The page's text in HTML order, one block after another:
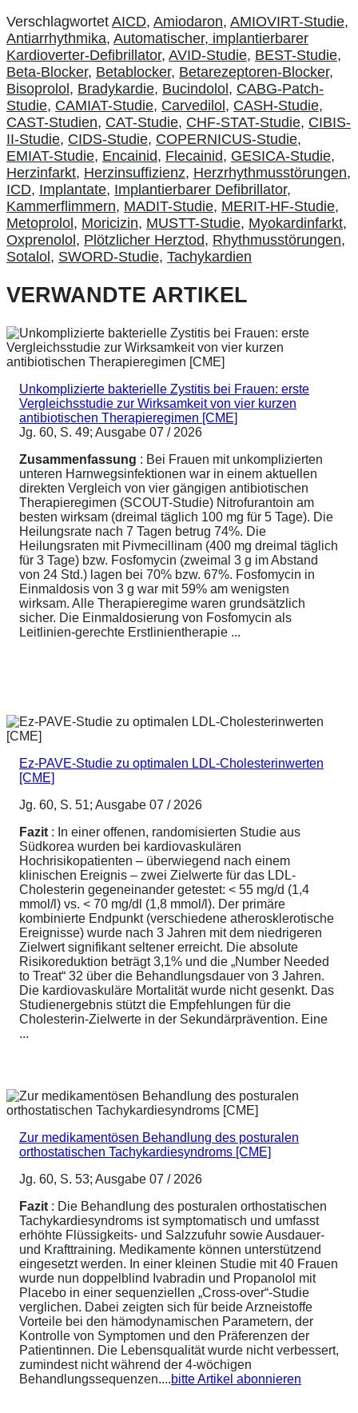
Verschlagwortet AICD, Amiodaron, AMIOVIRT-Studie,
Antiarrhythmika, Automatischer, implantierbarer
Kardioverter-Defibrillator, AVID-Studie, BEST-Studie,
Beta-Blocker, Betablocker, Betarezeptoren-Blocker,
Bisoprolol, Bradykardie, Bucindolol, CABG-Patch-
Studie, CAMIAT-Studie, Carvedilol, CASH-Studie,
CAST-Studien, CAT-Studie, CHF-STAT-Studie, CIBIS-
II-Studie, CIDS-Studie, COPERNICUS-Studie,
EMIAT-Studie, Encainid, Flecainid, GESICA-Studie,
Herzinfarkt, Herzinsuffizienz, Herzrhythmusstörungen,
ICD, Implantate, Implantierbarer Defibrillator,
Kammerflimmern, MADIT-Studie, MERIT-HF-Studie,
Metoprolol, Moricizin, MUSTT-Studie, Myokardinfarkt,
Oxprenolol, Plötzlicher Herztod, Rhythmusstörungen,
Sotalol, SWORD-Studie, Tachykardien
VERWANDTE ARTIKEL
Unkomplizierte bakterielle Zystitis bei Frauen: erste
Vergleichsstudie zur Wirksamkeit von vier kurzen
antibiotischen Therapieregimen [CME]
Jg. 60, S. 49; Ausgabe 07 / 2026
Zusammenfassung : Bei Frauen mit unkomplizierten
unteren Harnwegsinfektionen war in einem aktuellen
direkten Vergleich von vier gängigen antibiotischen
Therapieregimen (SCOUT-Studie) Nitrofurantoin am
besten wirksam (dreimal täglich 100 mg für 5 Tage). Die
Heilungsrate nach 7 Tagen betrug 74%. Die
Heilungsraten mit Pivmecillinam (400 mg dreimal täglich
für 3 Tage) bzw. Fosfomycin (zweimal 3 g im Abstand
von 24 Std.) lagen bei 70% bzw. 67%. Fosfomycin in
Einmaldosis von 3 g war mit 59% am wenigsten
wirksam. Alle Therapieregime waren grundsätzlich
sicher. Die Einmaldosierung von Fosfomycin als
Leitlinien-gerechte Erstlinientherapie ...
Ez-PAVE-Studie zu optimalen LDL-Cholesterinwerten
[CME]
Jg. 60, S. 51; Ausgabe 07 / 2026
Fazit : In einer offenen, randomisierten Studie aus
Südkorea wurden bei kardiovaskulären
Hochrisikopatienten – überwiegend nach einem
klinischen Ereignis – zwei Zielwerte für das LDL-
Cholesterin gegeneinander getestet: < 55 mg/d (1,4
mmol/l) vs. < 70 mg/dl (1,8 mmol/l). Der primäre
kombinierte Endpunkt (verschiedene atherosklerotische
Ereignisse) wurde nach 3 Jahren mit dem niedrigeren
Zielwert signifikant seltener erreicht. Die absolute
Risikoreduktion beträgt 3,1% und die „Number Needed
to Treat“ 32 über die Behandlungsdauer von 3 Jahren.
Die kardiovaskuläre Mortalität wurde nicht gesenkt. Das
Studienergebnis stützt die Empfehlungen für die
Cholesterin-Zielwerte in der Sekundärprävention. Eine
...
Zur medikamentösen Behandlung des posturalen
orthostatischen Tachykardiesyndroms [CME]
Jg. 60, S. 53; Ausgabe 07 / 2026
Fazit : Die Behandlung des posturalen orthostatischen
Tachykardiesyndroms ist symptomatisch und umfasst
erhöhte Flüssigkeits- und Salzzufuhr sowie Ausdauer-
und Krafttraining. Medikamente können unterstützend
eingesetzt werden. In einer kleinen Studie mit 40 Frauen
wurde nun doppelblind Ivabradin und Propanolol mit
Placebo in einer sequenziellen „Cross-over“-Studie
verglichen. Dabei zeigten sich für beide Arzneistoffe
Vorteile bei den hämodynamischen Parametern, der
Kontrolle von Symptomen und den Präferenzen der
Patientinnen. Die Lebensqualität wurde nicht verbessert,
zumindest nicht während der 4-wöchigen
Behandlungssequenzen....bitte Artikel abonnieren